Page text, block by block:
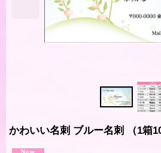
かわいい名刺 ブルー名刺 （1箱